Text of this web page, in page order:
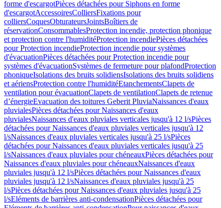
forme d'escargotPièces détachées pour Siphons en forme
d'escargotAccessoiresColliersFixations pour
colliersCoquesObturateursJointsBoîtiers de
réservationConsommablesProtection incendie, protection phonique
et protection contre l'humiditéProtection incendiePièces détachées
pour Protection incendieProtection incendie pour systèmes
d'évacuationPièces détachées pour Protection incendie pour
systèmes d'évacuationSystèmes de fermeture pour plafondProtection
phoniqueIsolations des bruits solidiensIsolations des bruits solidiens
et aériensProtection contre l'humiditéEtanchementsClapets de
ventilation pour évacuationClapets de ventilationClapets de retenue
d’énergieEvacuation des toitures Geberit PluviaNaissances d'eaux
pluvialesPièces détachées pour Naissances d'eaux
pluvialesNaissances d'eaux pluviales verticales jusqu'à 12 l/sPièces
détachées pour Naissances d'eaux pluviales verticales jusqu'à 12
l/sNaissances d'eaux pluviales verticales jusqu'à 25 l/sPièces
détachées pour Naissances d'eaux pluviales verticales jusqu'à 25
l/sNaissances d'eaux pluviales pour chéneauxPièces détachées pour
Naissances d'eaux pluviales pour chéneauxNaissances d'eaux
pluviales jusqu'à 12 l/sPièces détachées pour Naissances d'eaux
pluviales jusqu'à 12 l/sNaissances d'eaux pluviales jusqu'à 25
l/sPièces détachées pour Naissances d'eaux pluviales jusqu'à 25
l/sEléments de barrières anti-condensationPièces détachées pour